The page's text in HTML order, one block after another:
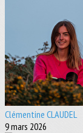
Clémentine CLAUDEL
9 mars 2026